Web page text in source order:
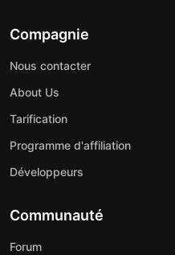
Compagnie
Nous contacter
About Us
Tarification
Programme d'affiliation
Développeurs
Communauté
Forum